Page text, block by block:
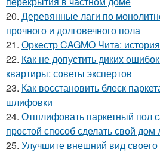
20. Деревянные лаги по
прочного и долговечного пола
21. Оркестр CAGMO Чита:
22. Как не допустить диких
квартиры: советы экспертов
23. Как восстановить блеск
шлифовки
24. Отшлифовать паркетный пол
простой способ сделать свой дом
25. Улучшите внешний вид